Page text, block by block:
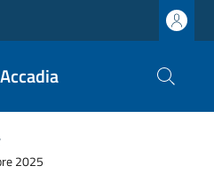
2025